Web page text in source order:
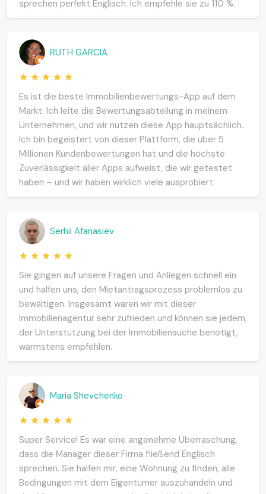
sprechen perfekt Englisch. Ich empfehle sie zu 110 %.
RUTH GARCIA
Es ist die beste Immobilienbewertungs-App auf dem
Markt. Ich leite die Bewertungsabteilung in meinem
Unternehmen, und wir nutzen diese App hauptsächlich.
Ich bin begeistert von dieser Plattform, die über 5
Millionen Kundenbewertungen hat und die höchste
Zuverlässigkeit aller Apps aufweist, die wir getestet
haben – und wir haben wirklich viele ausprobiert.
Serhii Afanasiev
Sie gingen auf unsere Fragen und Anliegen schnell ein
und halfen uns, den Mietantragsprozess problemlos zu
bewältigen. Insgesamt waren wir mit dieser
Immobilienagentur sehr zufrieden und können sie jedem,
der Unterstützung bei der Immobiliensuche benötigt,
wärmstens empfehlen.
Maria Shevchenko
Super Service! Es war eine angenehme Überraschung,
dass die Manager dieser Firma fließend Englisch
sprechen. Sie halfen mir, eine Wohnung zu finden, alle
Bedingungen mit dem Eigentümer auszuhandeln und